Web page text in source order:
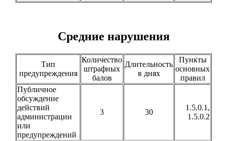
Средние нарушения
Тип
предупреждения
Количество
штрафных
балов
Длительность
в днях
Пункты
основных
правил
Публичное
обсуждение
действий
администрации
или
предупреждений
3 30
1.5.0.1,
1.5.0.2